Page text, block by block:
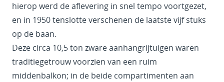
hierop werd de aflevering in snel tempo voortgezet,
en in 1950 tenslotte verschenen de laatste vijf stuks
op de baan.
Deze circa 10,5 ton zware aanhangrijtuigen waren
traditiegetrouw voorzien van een ruim
middenbalkon; in de beide compartimenten aan